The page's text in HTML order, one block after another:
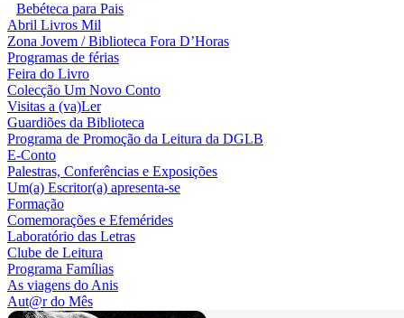
Bebéteca para Pais
Abril Livros Mil
Zona Jovem / Biblioteca Fora D’Horas
Programas de férias
Feira do Livro
Colecção Um Novo Conto
Visitas a (va)Ler
Guardiões da Biblioteca
Programa de Promoção da Leitura da DGLB
E-Conto
Palestras, Conferências e Exposições
Um(a) Escritor(a) apresenta-se
Formação
Comemorações e Efemérides
Laboratório das Letras
Clube de Leitura
Programa Famílias
As viagens do Anis
Aut@r do Mês